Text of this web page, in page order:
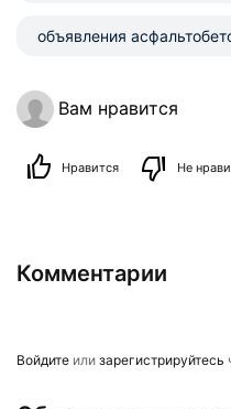
объявления
Вам нравится
Нравится Не
Комментарии
Войдите или зарегистрируйтесь